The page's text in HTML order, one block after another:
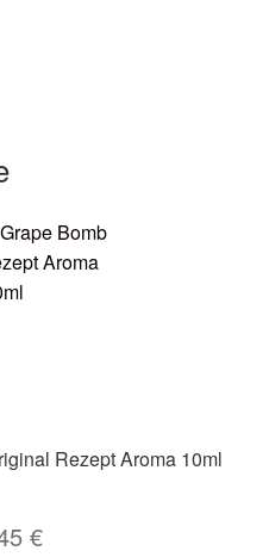
Rezept Aroma 10ml
€